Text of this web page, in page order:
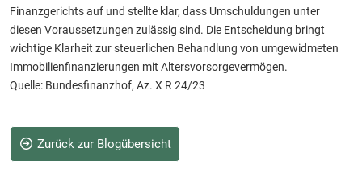
Finanzgerichts auf und stellte klar, dass Umschuldungen unter
diesen Voraussetzungen zulässig sind. Die Entscheidung bringt
wichtige Klarheit zur steuerlichen Behandlung von umgewidmeten
Immobilienfinanzierungen mit Altersvorsorgevermögen.
Quelle: Bundesfinanzhof, Az. X R 24/23
Zurück zur Blogübersicht